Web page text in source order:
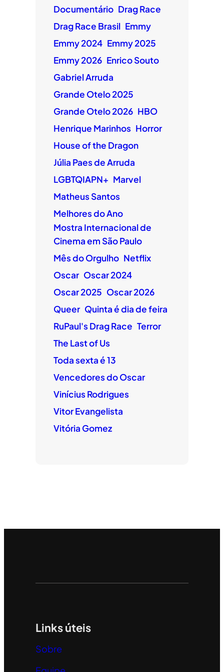
Documentário Drag Race
Drag Race Brasil Emmy
Emmy 2024 Emmy 2025
Emmy 2026 Enrico Souto
Gabriel Arruda
Grande Otelo 2025
Grande Otelo 2026 HBO
Henrique Marinhos Horror
House of the Dragon
Júlia Paes de Arruda
LGBTQIAPN+ Marvel
Matheus Santos
Melhores do Ano
Mostra Internacional de
Cinema em São Paulo
Mês do Orgulho Netflix
Oscar Oscar 2024
Oscar 2025 Oscar 2026
Queer Quinta é dia de feira
RuPaul's Drag Race Terror
The Last of Us
Toda sexta é 13
Vencedores do Oscar
Vinícius Rodrigues
Vitor Evangelista
Vitória Gomez
Links úteis
Sobre